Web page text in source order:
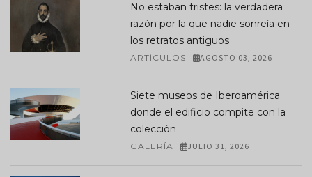
No estaban tristes: la verdadera
razón por la que nadie sonreía en
los retratos antiguos
ARTÍCULOS AGOSTO 03, 2026
Siete museos de Iberoamérica
donde el edificio compite con la
colección
GALERÍA JULIO 31, 2026